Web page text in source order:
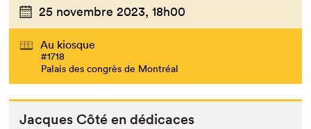
25 novembre 2023, 18h00
Au kiosque
#1718
Palais des congrès de Montréal
Jacques Côté en dédicaces